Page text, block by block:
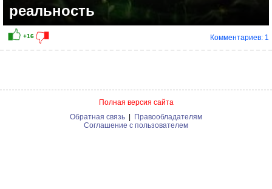
реальность
Комментариев: 1
Полная версия сайта
Обратная связь | Правообладателям
Соглашение с пользователем